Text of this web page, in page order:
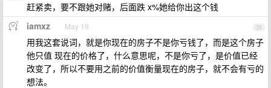
赶紧卖，要不跟她对赌，后面跌 x%她给你出这个钱
36
iamxz May 19
用我这套说词，就是你现在的房子不是你亏钱了，而是这个房子
他只值 现在的价格了，什么意思呢，不是你亏了，是价值已经
改变了，所以不要用之前的价值衡量现在的房子，就不会有亏的
想法。